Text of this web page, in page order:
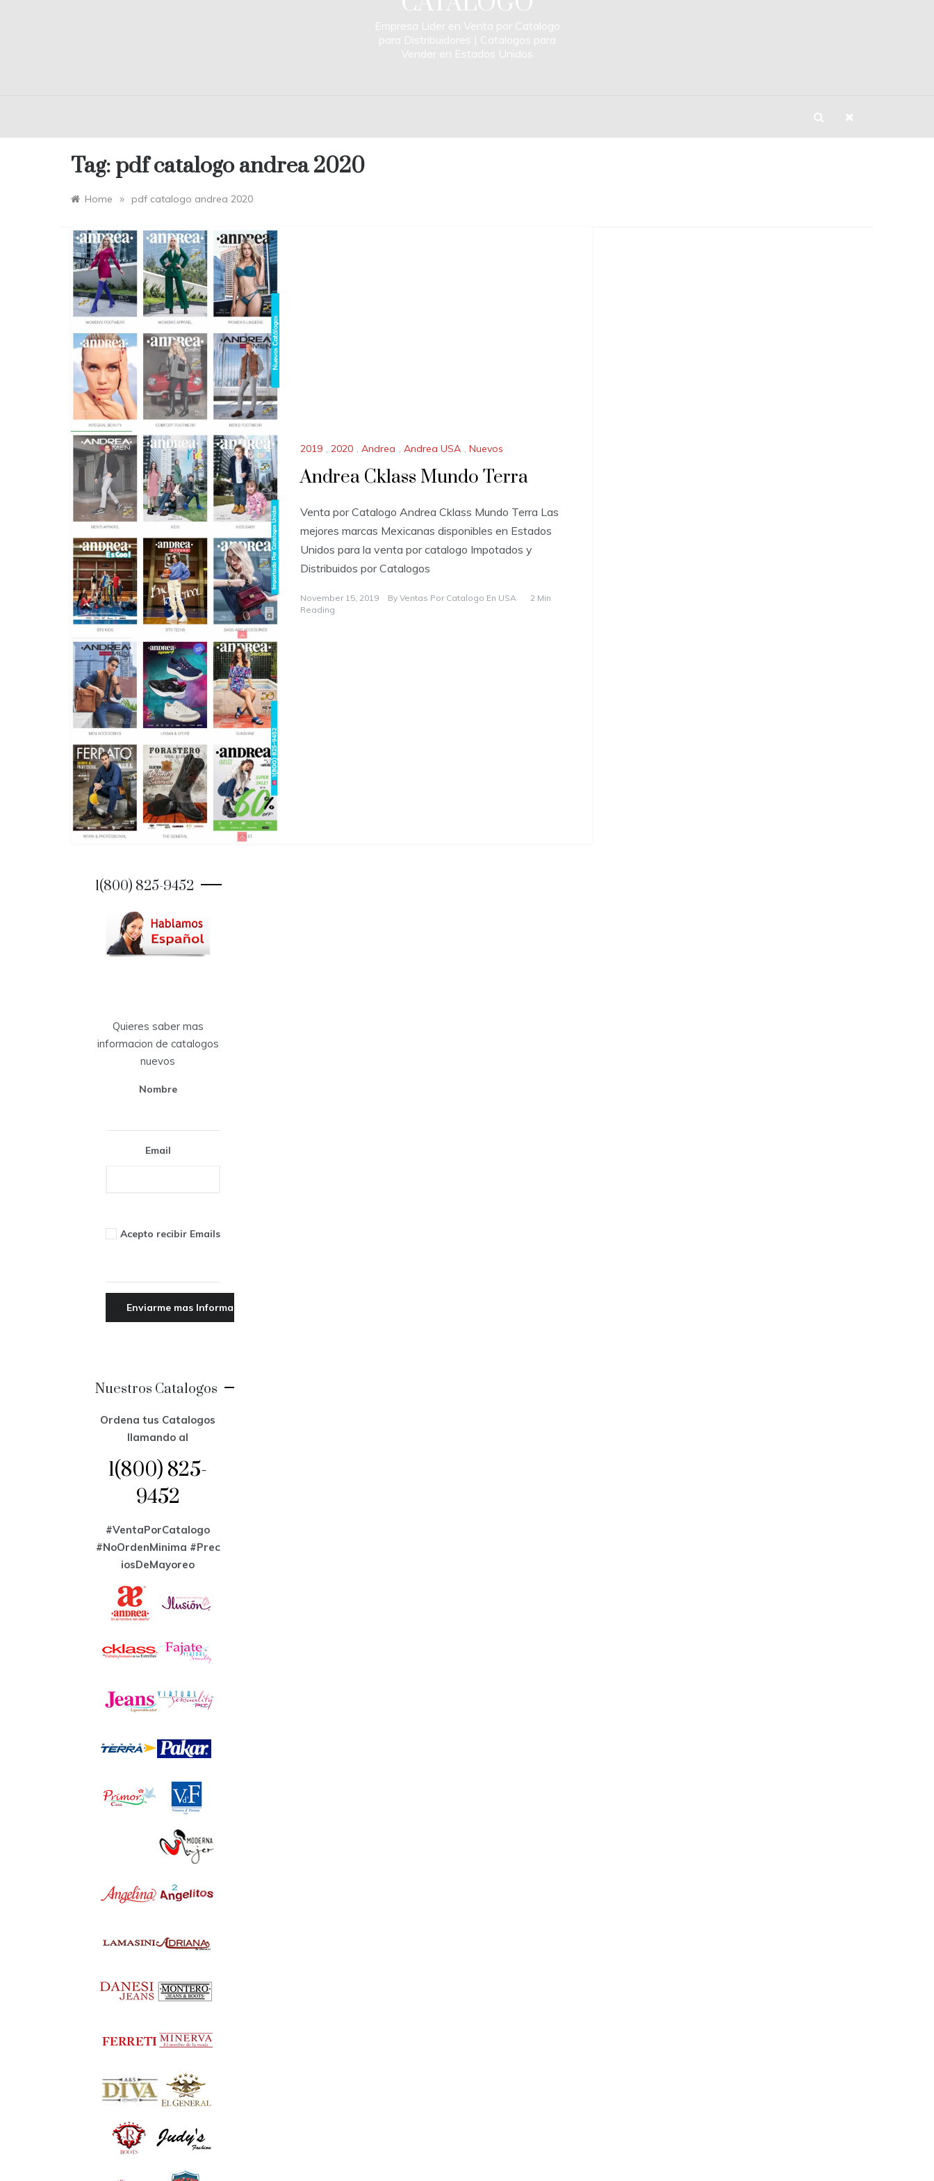
Empresa Lider en Venta por Catalogo
para Distribuidores | Catalogos para
Vender en Estados Unidos
Tag: pdf catalogo andrea 2020
Home » pdf catalogo andrea 2020
2019 , 2020 , Andrea , Andrea USA , Nuevos
Andrea Cklass Mundo Terra
Venta por Catalogo Andrea Cklass Mundo Terra Las
mejores marcas Mexicanas disponibles en Estados
Unidos para la venta por catalogo Impotados y
Distribuidos por Catalogos
November 15, 2019 By Ventas Por Catalogo En USA
2 Min
Reading
1(800) 825-9452
Quieres saber mas
informacion de catalogos
nuevos
Nombre
Email
Acepto recibir Emails
Nuestros Catalogos
Ordena tus Catalogos
llamando al
1(800) 825-
9452
#VentaPorCatalogo
#NoOrdenMinima #Prec
iosDeMayoreo